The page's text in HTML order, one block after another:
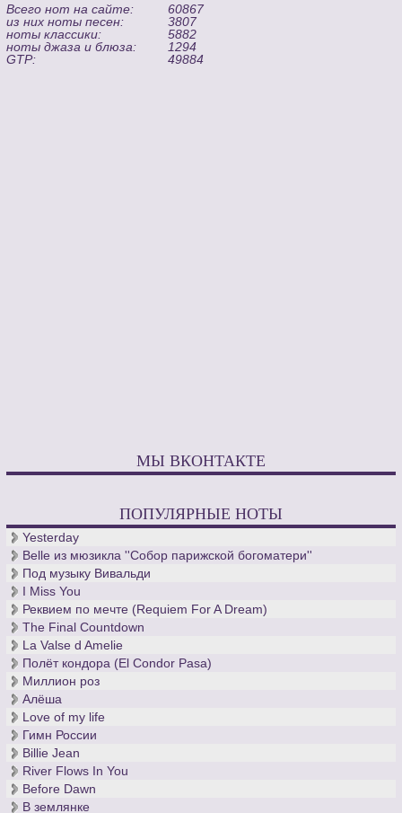
Всего нот на сайте:
60867
из них ноты песен:
3807
ноты классики:
5882
ноты джаза и блюза:
1294
GTP:
49884
МЫ ВКОНТАКТЕ
ПОПУЛЯРНЫЕ НОТЫ
Yesterday
Belle из мюзикла ''Собор парижской богоматери''
Под музыку Вивальди
I Miss You
Реквием по мечте (Requiem For A Dream)
The Final Countdown
La Valse d Amelie
Полёт кондора (El Condor Pasa)
Миллион роз
Алёша
Love of my life
Гимн России
Billie Jean
River Flows In You
Before Dawn
В землянке